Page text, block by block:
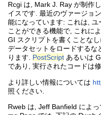
Rcgi は, Mark J. Ray が制作
イスです. 最近のヴァージョ
能になっています: これは,
ことができる機能で, これに
GI スクリプトを書くことな
データセットをロードするな
ります. PostScript あるいは
であり, 実行されたコードは
より詳しい情報については
照ください.
Rweb は, Jeff Banfield によ